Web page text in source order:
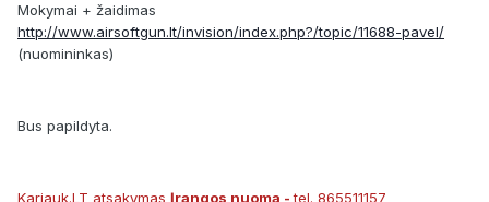
Mokymai + žaidimas
http://www.airsoftgun.lt/invision/index.php?/topic/11688-pavel/
(nuomininkas)
Bus papildyta.
Kariauk.LT atsakymas Įrangos nuoma -tel. 865511157